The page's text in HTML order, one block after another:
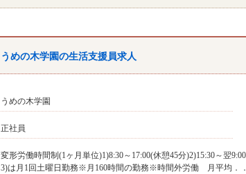
うめの木学園の生活支援員求人
うめの木学園
正社員
変形労働時間制(1ヶ月単位)1)8:30～17:00(休憩45分)2)15:30～翌
3)は月1回土曜日勤務※月160時間の勤務※時間外労働 月平均．